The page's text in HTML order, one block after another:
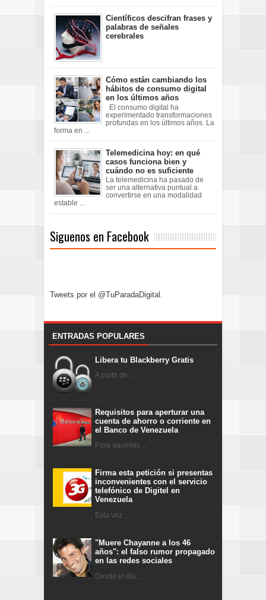
Científicos descifran frases y
palabras de señales
cerebrales
Cómo están cambiando los
hábitos de consumo digital
en los últimos años
El consumo digital ha
experimentado transformaciones
profundas en los últimos años. La
forma en ...
Telemedicina hoy: en qué
casos funciona bien y
cuándo no es suficiente
La telemedicina ha pasado de
ser una alternativa puntual a
convertirse en una modalidad
estable ...
Siguenos en Facebook
Tweets por el @TuParadaDigital.
ENTRADAS POPULARES
Libera tu Blackberry Gratis
A partir de ...
Requisitos para aperturar una
cuenta de ahorro o corriente en
el Banco de Venezuela
Para aquellas ...
Firma esta petición si presentas
inconvenientes con el servicio
telefónico de Digitel en
Venezuela
Esta vez ...
"Muere Chayanne a los 46
años": el falso rumor propagado
en las redes sociales
Desde el día ...